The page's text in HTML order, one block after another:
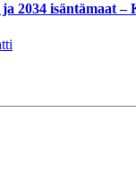
2034 isäntämaat –